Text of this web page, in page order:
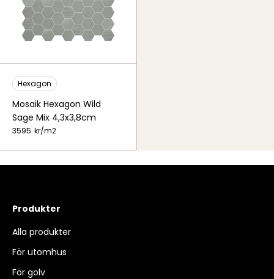
Hexagon
Mosaik Hexagon Wild
Sage Mix 4,3x3,8cm
3595 kr/m2
Produkter
Alla produkter
För utomhus
För golv